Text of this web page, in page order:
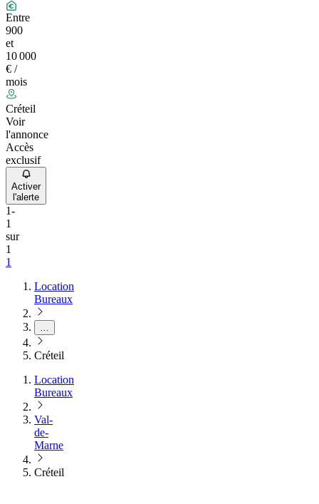
Entre
900
et
10 000
€ /
mois
Créteil
Voir
l'annonce
Accès
exclusif
Activer
l'alerte
1-
1
sur
1
1
Location
Bureaux
Créteil
Location
Bureaux
Val-
de-
Marne
Créteil